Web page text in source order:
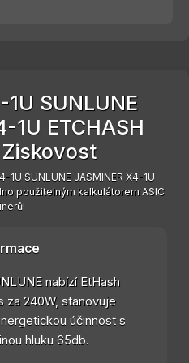
SUNLUNE
1U ETCHASH
Ziskovost
SUNLUNE JASMINER X4-1U
použitelným kalkulátorem ASIC
nabízí EtHash
za 240W, stanovuje
účinnost s
hluku 65db.